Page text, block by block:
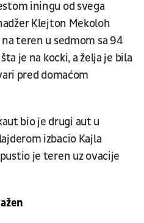
iningu od svega
Klejton Mekoloh
teren u sedmom sa 94
je na kocki, a želja je bila
pred domaćom
bio je drugi aut u
izbacio Kajla
je teren uz ovacije